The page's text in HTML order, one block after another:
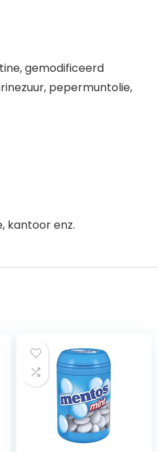
gemodificeerd
pepermuntolie,
kantoor enz.